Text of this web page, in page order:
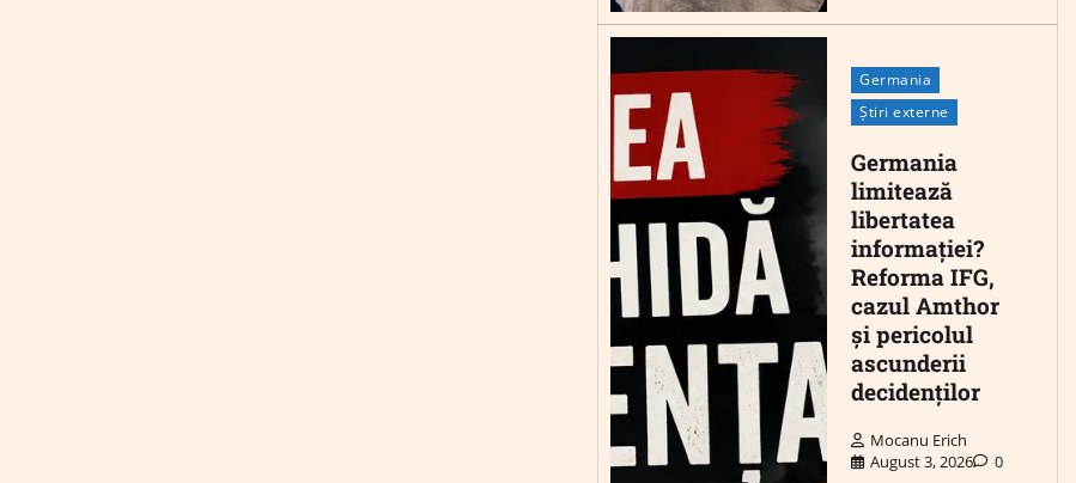
Germania
Știri externe
Germania
limitează
libertatea
informației?
Reforma IFG,
cazul Amthor
și pericolul
ascunderii
decidenților
Mocanu Erich
August 3, 2026
0